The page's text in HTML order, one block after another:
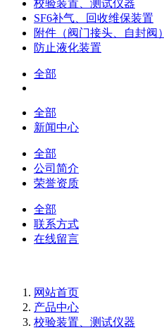
校验装置、测试仪器
SF6补气、回收维保装置
附件（阀门接头、自封阀）
防止液化装置
全部
全部
新闻中心
全部
公司简介
荣誉资质
全部
联系方式
在线留言
网站首页
产品中心
校验装置、测试仪器